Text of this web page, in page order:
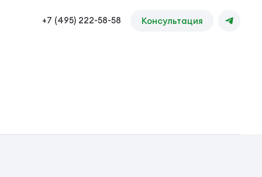
+7 (495) 222-58-58 Консультация